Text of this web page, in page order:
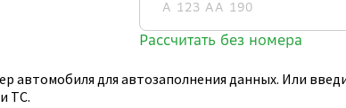
автомобиля для автозаполнения данных. Или
ТС.